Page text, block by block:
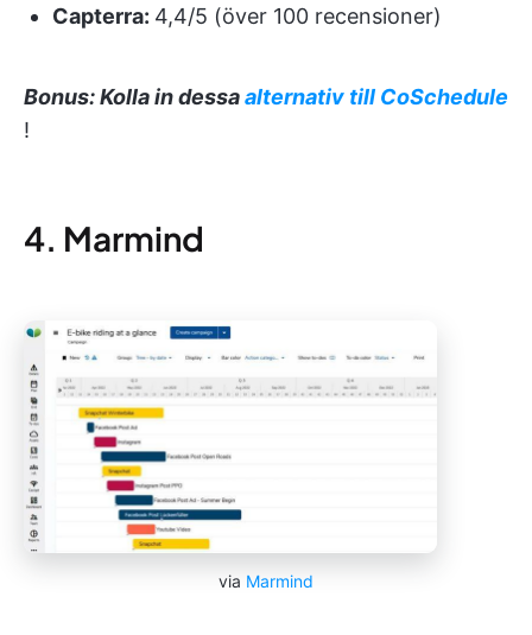
Capterra: 4,4/5 (över 100 recensioner)
Bonus: Kolla in dessaalternativ till CoSchedule
!
4. Marmind
via Marmind